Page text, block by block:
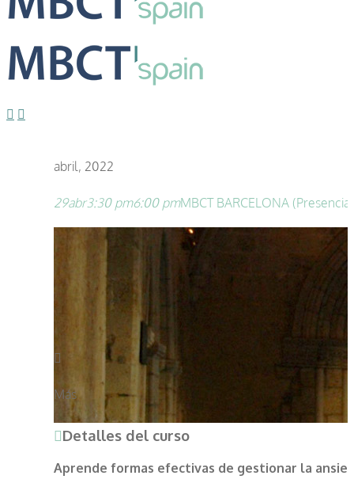
abril, 2022
29abr3:30 pm6:00 pmMBCT BARCELONA
Más
Detalles del curso
Aprende formas efectivas de gestionar la